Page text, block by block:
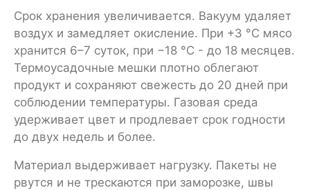
Срок хранения увеличивается. Вакуум удаляет
воздух и замедляет окисление. При +3 °C мясо
хранится 6–7 суток, при −18 °C - до 18 месяцев.
Термоусадочные мешки плотно облегают
продукт и сохраняют свежесть до 20 дней при
соблюдении температуры. Газовая среда
удерживает цвет и продлевает срок годности
до двух недель и более.
Материал выдерживает нагрузку. Пакеты не
рвутся и не трескаются при заморозке, швы